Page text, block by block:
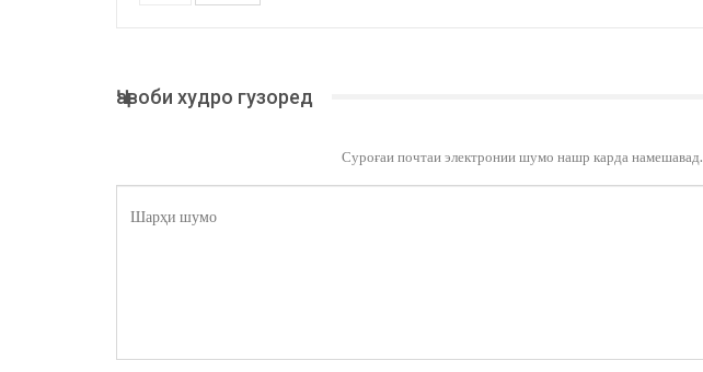
Ҷавоби худро гузоред
Суроғаи почтаи электронии шумо нашр карда намешавад.